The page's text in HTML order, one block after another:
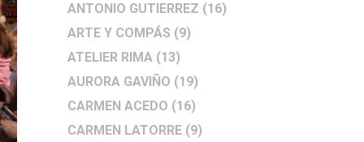
ANTONIO GUTIERREZ (16)
ARTE Y COMPÁS (9)
ATELIER RIMA (13)
AURORA GAVIÑO (19)
CARMEN ACEDO (16)
CARMEN LATORRE (9)